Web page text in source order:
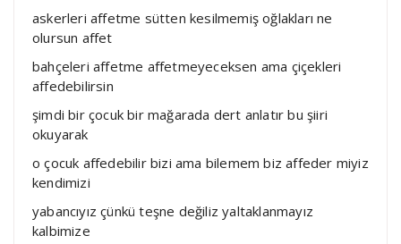
askerleri affetme sütten kesilmemiş oğlakları ne
olursun affet
bahçeleri affetme affetmeyeceksen ama çiçekleri
affedebilirsin
şimdi bir çocuk bir mağarada dert anlatır bu şiiri
okuyarak
o çocuk affedebilir bizi ama bilemem biz affeder miyiz
kendimizi
yabancıyız çünkü teşne değiliz yaltaklanmayız
kalbimize